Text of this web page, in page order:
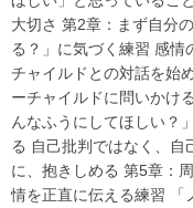
大切さ 第2章：まず自分
る？」に気づく練習 感
チャイルドとの対話を始
ーチャイルドに問いかけ
んなふうにしてほしい？
る 自己批判ではなく、自
に、抱きしめる 第5章：
情を正直に伝える練習 「